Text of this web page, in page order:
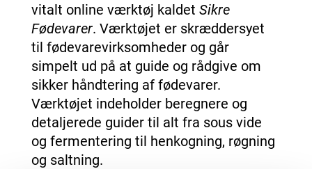
vitalt online værktøj kaldet Sikre
Fødevarer. Værktøjet er skræddersyet
til fødevarevirksomheder og går
simpelt ud på at guide og rådgive om
sikker håndtering af fødevarer.
Værktøjet indeholder beregnere og
detaljerede guider til alt fra sous vide
og fermentering til henkogning, røgning
og saltning.